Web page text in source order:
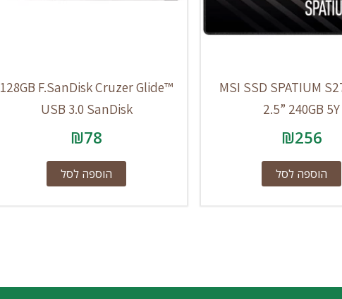
MSI SSD SPATIUM
2.5” 240GB 5Y
₪256
הוספה לסל
128GB F.SanDisk Cruzer Glide™
USB 3.0 SanDisk
₪78
הוספה לסל